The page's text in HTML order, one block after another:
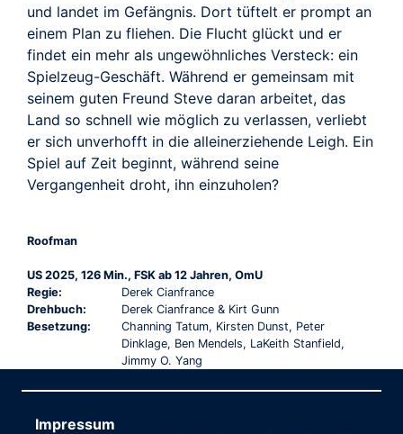
und landet im Gefängnis. Dort tüftelt er prompt an
einem Plan zu fliehen. Die Flucht glückt und er
findet ein mehr als ungewöhnliches Versteck: ein
Spielzeug-Geschäft. Während er gemeinsam mit
seinem guten Freund Steve daran arbeitet, das
Land so schnell wie möglich zu verlassen, verliebt
er sich unverhofft in die alleinerziehende Leigh. Ein
Spiel auf Zeit beginnt, während seine
Vergangenheit droht, ihn einzuholen?
Roofman
US 2025, 126 Min., FSK ab 12 Jahren, OmU
Regie:
Derek Cianfrance
Drehbuch:
Derek Cianfrance & Kirt Gunn
Besetzung:
Channing Tatum, Kirsten Dunst, Peter
Dinklage, Ben Mendels, LaKeith Stanfield,
Jimmy O. Yang
Impressum